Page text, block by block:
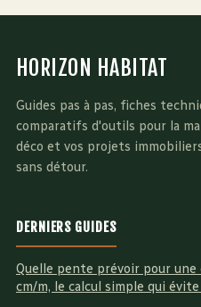
HORIZON HABITAT
Guides pas à pas, fiches
comparatifs d'outils pour la
déco et vos projets
sans détour.
DERNIERS GUIDES
Quelle pente prévoir pour une
cm/m, le calcul simple qui